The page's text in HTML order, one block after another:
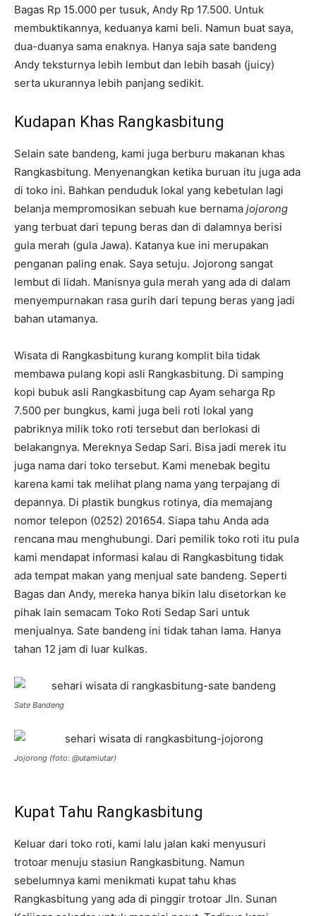
Bagas Rp 15.000 per tusuk, Andy Rp 17.500. Untuk
membuktikannya, keduanya kami beli. Namun buat saya,
dua-duanya sama enaknya. Hanya saja sate bandeng
Andy teksturnya lebih lembut dan lebih basah (juicy)
serta ukurannya lebih panjang sedikit.
Kudapan Khas Rangkasbitung
Selain sate bandeng, kami juga berburu makanan khas
Rangkasbitung. Menyenangkan ketika buruan itu juga ada
di toko ini. Bahkan penduduk lokal yang kebetulan lagi
belanja mempromosikan sebuah kue bernama jojorong
yang terbuat dari tepung beras dan di dalamnya berisi
gula merah (gula Jawa). Katanya kue ini merupakan
penganan paling enak. Saya setuju. Jojorong sangat
lembut di lidah. Manisnya gula merah yang ada di dalam
menyempurnakan rasa gurih dari tepung beras yang jadi
bahan utamanya.
Wisata di Rangkasbitung kurang komplit bila tidak
membawa pulang kopi asli Rangkasbitung. Di samping
kopi bubuk asli Rangkasbitung cap Ayam seharga Rp
7.500 per bungkus, kami juga beli roti lokal yang
pabriknya milik toko roti tersebut dan berlokasi di
belakangnya. Mereknya Sedap Sari. Bisa jadi merek itu
juga nama dari toko tersebut. Kami menebak begitu
karena kami tak melihat plang nama yang terpajang di
depannya. Di plastik bungkus rotinya, dia memajang
nomor telepon (0252) 201654. Siapa tahu Anda ada
rencana mau menghubungi. Dari pemilik toko roti itu pula
kami mendapat informasi kalau di Rangkasbitung tidak
ada tempat makan yang menjual sate bandeng. Seperti
Bagas dan Andy, mereka hanya bikin lalu disetorkan ke
pihak lain semacam Toko Roti Sedap Sari untuk
menjualnya. Sate bandeng ini tidak tahan lama. Hanya
tahan 12 jam di luar kulkas.
Sate Bandeng
Jojorong (foto: @utamiutar)
Kupat Tahu Rangkasbitung
Keluar dari toko roti, kami lalu jalan kaki menyusuri
trotoar menuju stasiun Rangkasbitung. Namun
sebelumnya kami menikmati kupat tahu khas
Rangkasbitung yang ada di pinggir trotoar Jln. Sunan